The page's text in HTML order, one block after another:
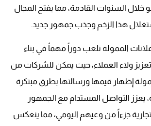
السنوات القادمة، مما يفتح المجال
هذا الزخم وجذب جمهور جديد.
الممولة تلعب دوراً مهماً في بناء
وتعزيز ولاء العملاء، حيث يمكن للشركات من
إظهار قيمها ورسالتها بطرق مبتكرة
يعزز التواصل المستدام مع الجمهور
جزءاً من وعيهم اليومي، مما ينعكس